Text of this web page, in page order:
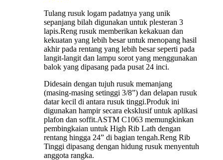
Tulang rusuk logam padatnya yang unik
sepanjang bilah digunakan untuk plesteran 3
lapis.Reng rusuk memberikan kekakuan dan
kekuatan yang lebih besar untuk menopang hasil
akhir pada rentang yang lebih besar seperti pada
langit-langit dan lampu sorot yang menggunakan
balok yang dipasang pada pusat 24 inci.
Didesain dengan tujuh rusuk memanjang
(masing-masing setinggi 3/8”) dan delapan rusuk
datar kecil di antara rusuk tinggi.Produk ini
digunakan hampir secara eksklusif untuk aplikasi
plafon dan soffit.ASTM C1063 memungkinkan
pembingkaian untuk High Rib Lath dengan
rentang hingga 24” di bagian tengah.Reng Rib
Tinggi dipasang dengan hidung rusuk menyentuh
anggota rangka.